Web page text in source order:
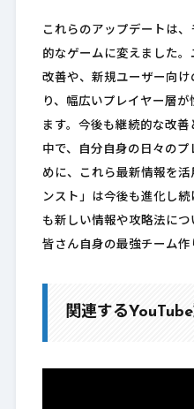
これらのアップデートは
的なゲームに変えました
改善や、新規ユーザー向
り、幅広いプレイヤー層
ます。今後も継続的な改
中で、自分自身の日々の
めに、これら最新情報を
ンスト」は今後も進化し
も新しい情報や攻略法につ
皆さん自身の最強チーム作
関連する